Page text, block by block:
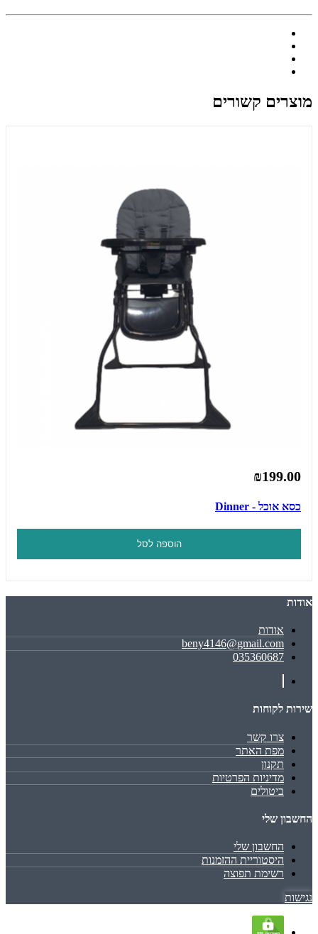
מוצרים קשורים
₪199.00
כסא אוכל - Dinner
הוספה לסל
אודות
אודות
beny4146@gmail.com
035360687
שירות לקוחות
צרו קשר
מפת האתר
תקנון
מדיניות הפרטיות
ביטולים
החשבון שלי
החשבון שלי
היסטוריית ההזמנות
רשימת תפוצה
נגישות